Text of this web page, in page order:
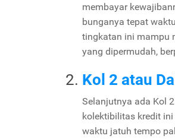
membayar
bunganya tepat
tingkatan ini mampu
yang dipermudah,
Kol 2 atau
Selanjutnya ada Kol
kolektibilitas kredit
waktu jatuh tempo